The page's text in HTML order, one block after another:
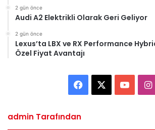
2 gün önce
Audi A2 Elektrikli Olarak Geri Geliyor
2 gün önce
Lexus’ta LBX ve RX Performance
Özel Fiyat Avantajı
I
admin Tarafından